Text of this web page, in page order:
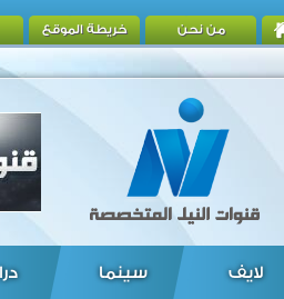
من نحن خريطة الموقع
لايف سينما